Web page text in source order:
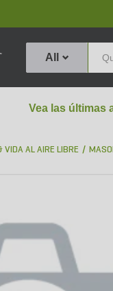
All
Vea las últimas
VIDA AL AIRE LIBRE